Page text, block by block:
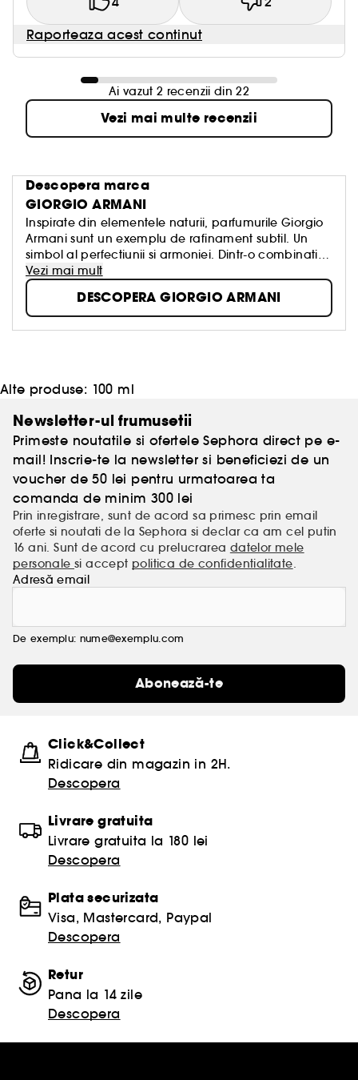
Raporteaza acest continut
Ai vazut 2 recenzii din 22
Vezi mai multe recenzii
Descopera marca
GIORGIO ARMANI
Inspirate din elementele naturii, parfumurile Giorgio
Armani sunt un exemplu de rafinament subtil. Un
simbol al perfectiunii si armoniei. Dintr-o combinatie
ingenioasa intre cele mai frumoase materii prime,
Giorgio Armani creeaza un parfum care este atat
atemporal si vibrant cat si fluid si simplu, la fel ca
viziunea sa in moda.
Vezi mai mult
DESCOPERA GIORGIO ARMANI
Alte produse: 100 ml
Newsletter-ul frumusetii
Primeste noutatile si ofertele Sephora direct pe e-
mail! Inscrie-te la newsletter si beneficiezi de un
voucher de 50 lei pentru urmatoarea ta
comanda de minim 300 lei
Prin inregistrare, sunt de acord sa primesc prin email
oferte si noutati de la Sephora si declar ca am cel putin
16 ani. Sunt de acord cu prelucrarea datelor mele
personalesi accept politica de confidentialitate.
Adresă email
De exemplu: nume@exemplu.com
Abonează-te
Click&Collect
Ridicare din magazin in 2H.
Descopera
Livrare gratuita
Livrare gratuita la 180 lei
Descopera
Plata securizata
Visa, Mastercard, Paypal
Descopera
Retur
Pana la 14 zile
Descopera